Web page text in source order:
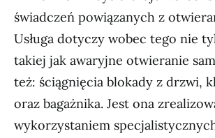
świadczeń powiązanych z
Usługa dotyczy wobec tego nie
takiej jak awaryjne otwieranie
też: ściągnięcia blokady z drzwi,
oraz bagażnika. Jest ona
wykorzystaniem